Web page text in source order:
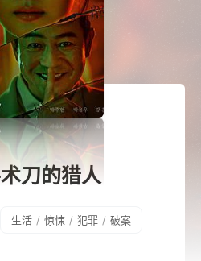
刀的猎人
生活 / 惊悚 / 犯罪 / 破案